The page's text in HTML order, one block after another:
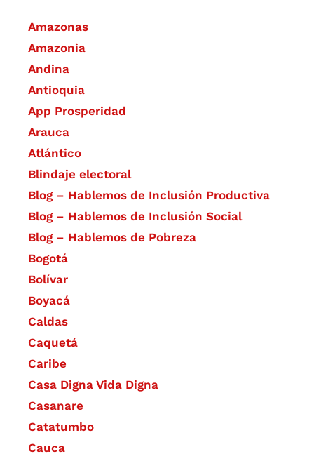
Amazonas
Amazonia
Andina
Antioquia
App Prosperidad
Arauca
Atlántico
Blindaje electoral
Blog – Hablemos de Inclusión Productiva
Blog – Hablemos de Inclusión Social
Blog – Hablemos de Pobreza
Bogotá
Bolívar
Boyacá
Caldas
Caquetá
Caribe
Casa Digna Vida Digna
Casanare
Catatumbo
Cauca